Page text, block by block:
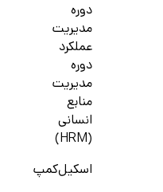
دوره
مدیریت
عملکرد
دوره
مدیریت
منابع
انسانی
(HRM)
اسکیل‌کمپ